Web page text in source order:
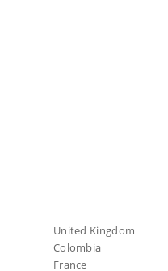
United Kingdom
Colombia
France